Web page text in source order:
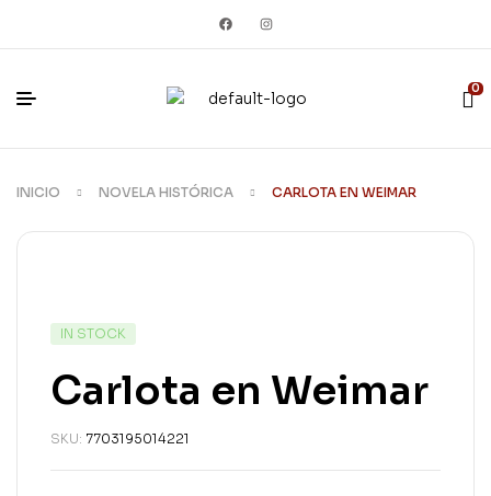
0
INICIO NOVELA HISTÓRICA CARLOTA EN WEIMAR
IN STOCK
Carlota en Weimar
SKU: 7703195014221